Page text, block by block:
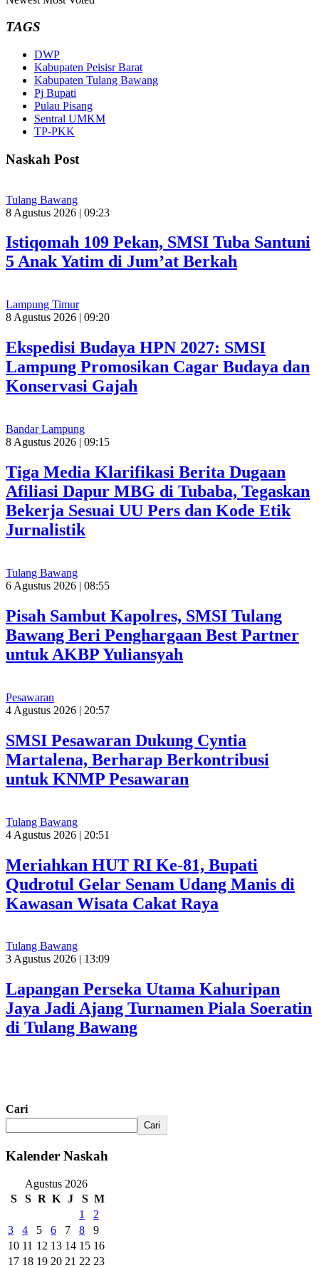
TAGS
DWP
Kabupaten Peisisr Barat
Kabupaten Tulang Bawang
Pj Bupati
Pulau Pisang
Sentral UMKM
TP-PKK
Naskah Post
Tulang Bawang
8 Agustus 2026 | 09:23
Istiqomah 109 Pekan, SMSI Tuba Santuni
5 Anak Yatim di Jum’at Berkah
Lampung Timur
8 Agustus 2026 | 09:20
Ekspedisi Budaya HPN 2027: SMSI
Lampung Promosikan Cagar Budaya dan
Konservasi Gajah
Bandar Lampung
8 Agustus 2026 | 09:15
Tiga Media Klarifikasi Berita Dugaan
Afiliasi Dapur MBG di Tubaba, Tegaskan
Bekerja Sesuai UU Pers dan Kode Etik
Jurnalistik
Tulang Bawang
6 Agustus 2026 | 08:55
Pisah Sambut Kapolres, SMSI Tulang
Bawang Beri Penghargaan Best Partner
untuk AKBP Yuliansyah
Pesawaran
4 Agustus 2026 | 20:57
SMSI Pesawaran Dukung Cyntia
Martalena, Berharap Berkontribusi
untuk KNMP Pesawaran
Tulang Bawang
4 Agustus 2026 | 20:51
Meriahkan HUT RI Ke-81, Bupati
Qudrotul Gelar Senam Udang Manis di
Kawasan Wisata Cakat Raya
Tulang Bawang
3 Agustus 2026 | 13:09
Lapangan Perseka Utama Kahuripan
Jaya Jadi Ajang Turnamen Piala Soeratin
di Tulang Bawang
Cari
Cari
Kalender Naskah
Agustus 2026
S
S R K J S M
1
2
3
4 5 6 7 8
9
10 11 12 13 14 15 16
17 18 19 20 21 22 23